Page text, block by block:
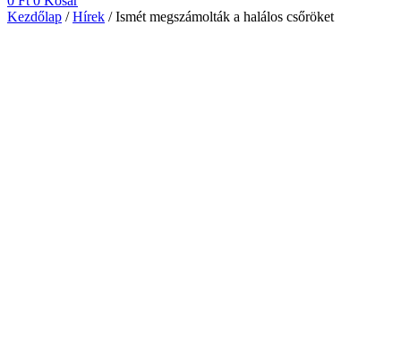
Kezdőlap /Hírek / Ismét megszámolták a halálos csőröket